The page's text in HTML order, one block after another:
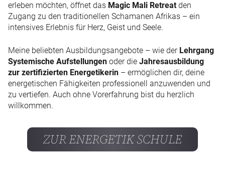
erleben möchten, öffnet das Magic Mali Retreat den
Zugang zu den traditionellen Schamanen Afrikas – ein
intensives Erlebnis für Herz, Geist und Seele.
Meine beliebten Ausbildungsangebote – wie der Lehrgang
Systemische Aufstellungen oder die Jahresausbildung
zur zertifizierten Energetikerin – ermöglichen dir, deine
energetischen Fähigkeiten professionell anzuwenden und
zu vertiefen. Auch ohne Vorerfahrung bist du herzlich
willkommen.
ZUR ENERGETIK SCHULE